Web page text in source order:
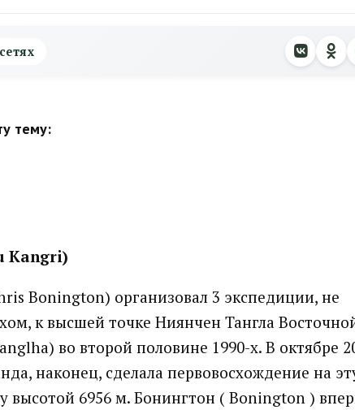
тему:
Kangri)
Bonington) организовал 3 экспедиции, не
к высшей точке Ниянчен Тангла
во второй половине 1990-х. В октябре
наконец, сделала первовосхождение на
высотой 6956 м. Бонингтон ( Bonington )